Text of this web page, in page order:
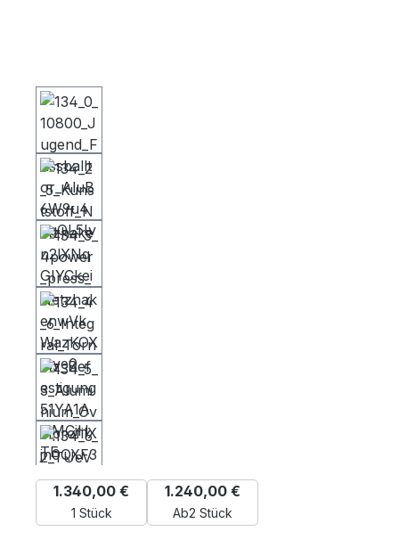
1 Stück
1.340,00 €
Ab2 Stück
1.240,00 €